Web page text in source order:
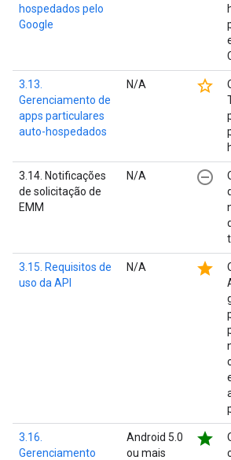
hospedados pelo
Google
3.13.
Gerenciamento de
apps particulares
auto-hospedados
N/A star_border
3.14. Notificações
de solicitação de
EMM
N/A remove_circle_outline
3.15. Requisitos de
uso da API
N/A star
3.16.
Gerenciamento
Android 5.0
ou mais
star